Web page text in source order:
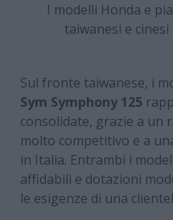
I modelli Honda e
taiwanesi e
Sul fronte taiwanese, i
Sym Symphony 125
consolidate, grazie a un
molto competitivo e a
in Italia. Entrambi i
affidabili e dotazioni
le esigenze di una